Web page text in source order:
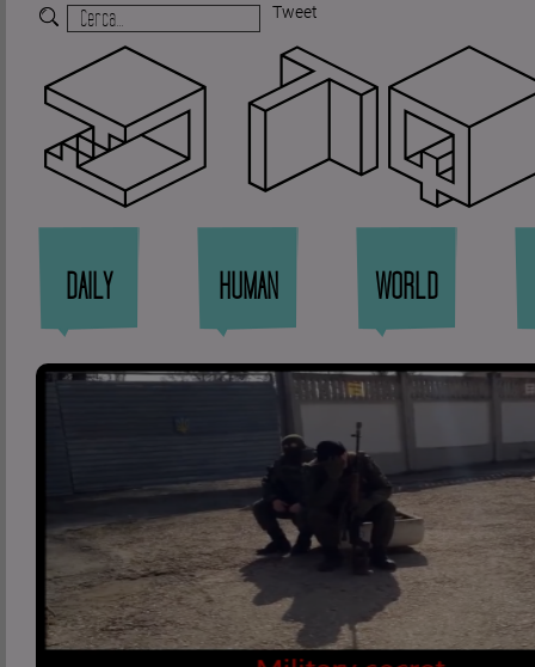
Tweet
DAILY HUMAN WORLD